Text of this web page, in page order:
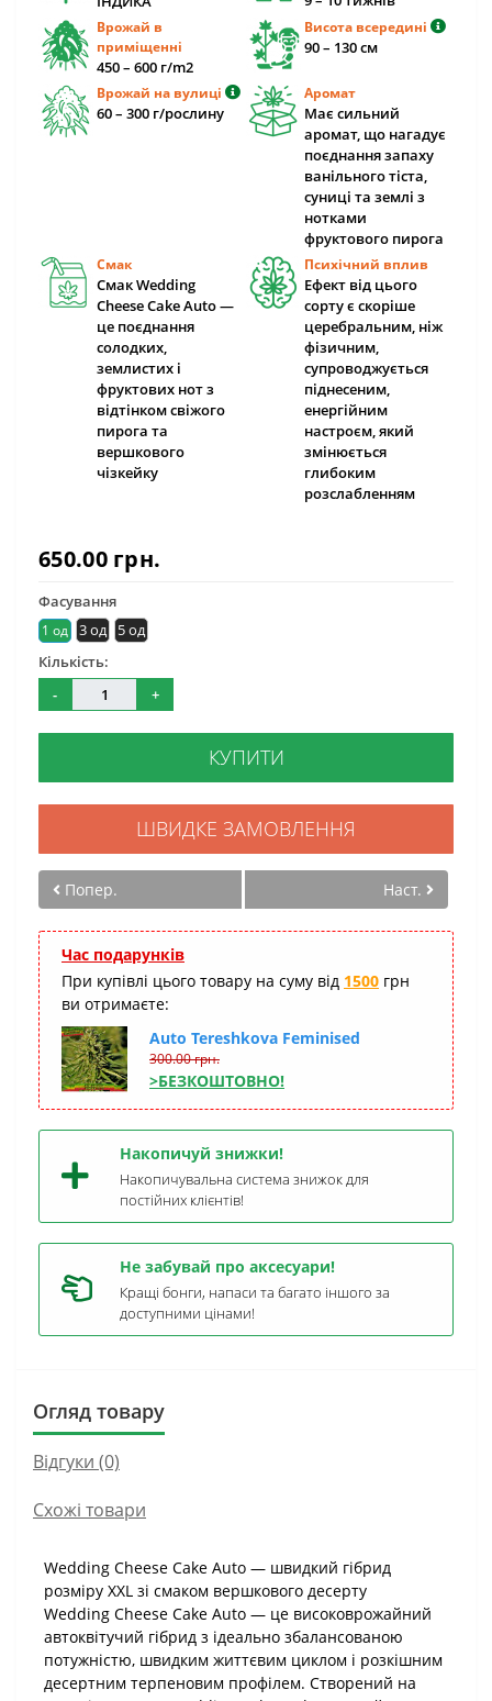
Врожай в
приміщенні
450 – 600 г/m2
Висота всередині
90 – 130 cм
Врожай на вулиці
60 – 300 г/рослину
Аромат
Має сильний
аромат, що нагадує
поєднання запаху
ванільного тіста,
суниці та землі з
нотками
фруктового пирога
Смак
Смак Wedding
Cheese Cake Auto —
це поєднання
солодких,
землистих і
фруктових нот з
відтінком свіжого
пирога та
вершкового
чізкейку
Психічний вплив
Ефект від цього
сорту є скоріше
церебральним, ніж
фізичним,
супроводжується
піднесеним,
енергійним
настроєм, який
змінюється
глибоким
розслабленням
650.00 грн.
Фасування
1 од 3 од
5 од
Кількість:
-
+
КУПИТИ
ШВИДКЕ ЗАМОВЛЕННЯ
Попер. Наст.
Час подарунків
При купівлі цього товару на суму від 1500 грн
ви отримаєте:
Auto Tereshkova Feminised
300.00 грн.
>БЕЗКОШТОВНО!
Накопичуй знижки!
Накопичувальна система знижок для
постійних клієнтів!
Не забувай про аксесуари!
Кращі бонги, напаси та багато іншого за
доступними цінами!
Огляд товару
Відгуки (0)
Схожі товари
Wedding Cheese Cake Auto — швидкий гібрид
розміру XXL зі смаком вершкового десерту
Wedding Cheese Cake Auto — це високоврожайний
автоквітучий гібрид з ідеально збалансованою
потужністю, швидким життєвим циклом і розкішним
десертним терпеновим профілем. Створений на